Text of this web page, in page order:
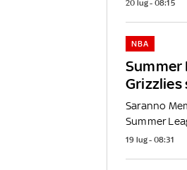
20 lug - 08:15
Summer
Grizzlies
NBA
Saranno
Summer
19 lug - 08:31